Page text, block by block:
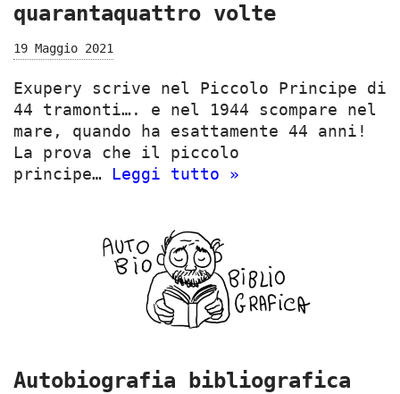
quarantaquattro volte
19 Maggio 2021
Exupery scrive nel Piccolo Principe di
44 tramonti…. e nel 1944 scompare nel
mare, quando ha esattamente 44 anni!
La prova che il piccolo
principe… Leggi tutto »
Autobiografia bibliografica